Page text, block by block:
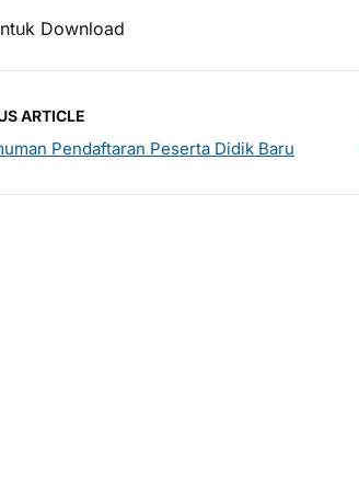
Download
ARTICLE
Pendaftaran Peserta Didik Baru